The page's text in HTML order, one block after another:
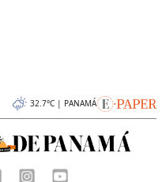
32.7°C | PANAMÁ